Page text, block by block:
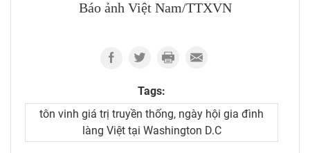
Báo ảnh Việt Nam/TTXVN
Tags:
tôn vinh giá trị truyền thống, ngày hội gia đình
làng Việt tại Washington D.C